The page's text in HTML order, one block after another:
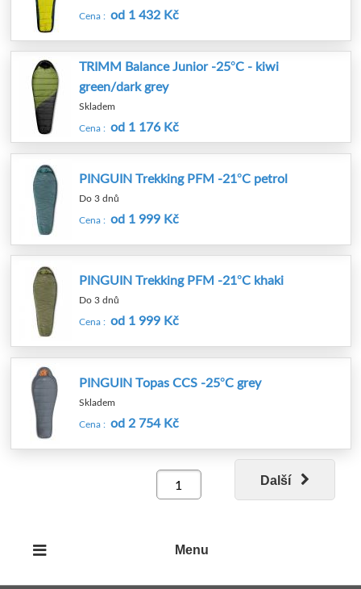
Cena : od 1 432 Kč
TRIMM Balance Junior -25°C - kiwi
green/dark grey
Skladem
Cena : od 1 176 Kč
PINGUIN Trekking PFM -21°C petrol
Do 3 dnů
Cena : od 1 999 Kč
PINGUIN Trekking PFM -21°C khaki
Do 3 dnů
Cena : od 1 999 Kč
PINGUIN Topas CCS -25°C grey
Skladem
Cena : od 2 754 Kč
Další
Menu